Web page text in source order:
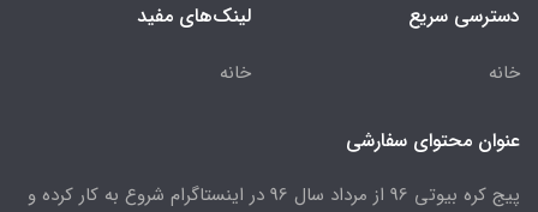
دسترسی سریع
خانه
لینک‌های مفید
خانه
عنوان محتوای سفارشی
پیج کره بیوتی 96 از مرداد سال 96 در اینستاگرام شروع به کار کرده و